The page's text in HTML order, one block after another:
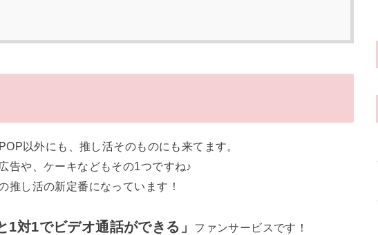
以外にも、推し活そのものにも来てます。
告や、ケーキなどもその1つですね♪
推し活の新定番になっています！
1対1でビデオ通話ができる」 ファンサービスです！